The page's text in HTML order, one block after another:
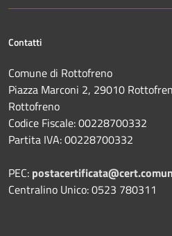
Contatti
Comune di Rottofreno
Piazza Marconi 2, 29010
Rottofreno
Codice Fiscale: 00228700332
Partita IVA: 00228700332
PEC:
Centralino Unico: 0523 780311